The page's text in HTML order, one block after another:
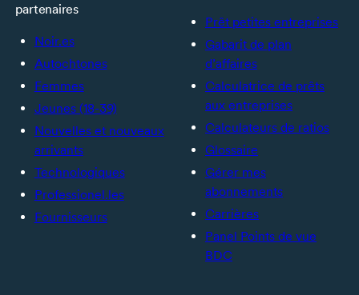
partenaires
Noir.es
Autochtones
Femmes
Jeunes (18-39)
Nouvelles et nouveaux
arrivants
Technologiques
Professionel.les
Fournisseurs
Prêt petites entreprises
Gabarit de plan
d’affaires
Calculatrice de prêts
aux entreprises
Calculateurs de ratios
Glossaire
Gérer mes
abonnements
Carrières
Panel Points de vue
BDC